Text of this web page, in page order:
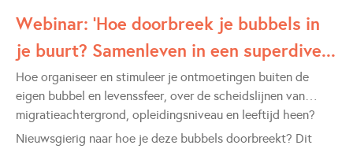
Webinar: 'Hoe doorbreek je bubbels in
je buurt? Samenleven in een superdive...
Hoe organiseer en stimuleer je ontmoetingen buiten de
eigen bubbel en levenssfeer, over de scheidslijnen van
migratieachtergrond, opleidingsniveau en leeftijd heen?
Nieuwsgierig naar hoe je deze bubbels doorbreekt? Dit